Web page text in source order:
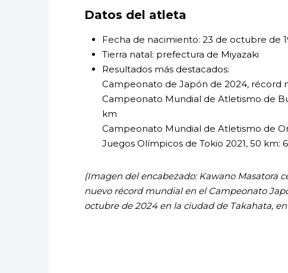
Datos del atleta
Fecha de nacimiento: 23 de octubre de
Tierra natal: prefectura de Miyazaki
Resultados más destacados:
Campeonato de Japón de 2024, récord
Campeonato Mundial de Atletismo de
km
Campeonato Mundial de Atletismo de
Juegos Olímpicos de Tokio 2021, 50 km:
(Imagen del encabezado: Kawano Masatora
nuevo récord mundial en el Campeonato
octubre de 2024 en la ciudad de Takahata,